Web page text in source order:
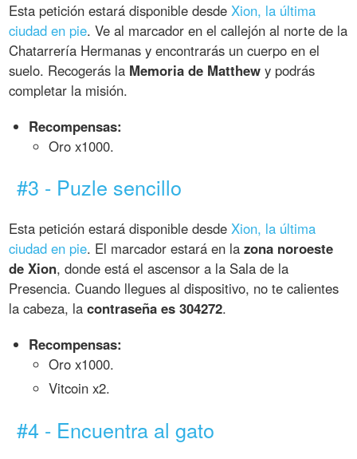
Esta petición estará disponible desdeXion, la última
ciudad en pie. Ve al marcador en el callejón al norte de la
Chatarrería Hermanas y encontrarás un cuerpo en el
suelo. Recogerás la Memoria de Matthew y podrás
completar la misión.
Recompensas:
Oro x1000.
#3 - Puzle sencillo
Esta petición estará disponible desde Xion, la última
ciudad en pie. El marcador estará en lazona noroeste
de Xion, donde está el ascensor a la Sala de la
Presencia. Cuando llegues al dispositivo, no te calientes
la cabeza, lacontraseña es 304272.
Recompensas:
Oro x1000.
Vitcoin x2.
#4 - Encuentra al gato